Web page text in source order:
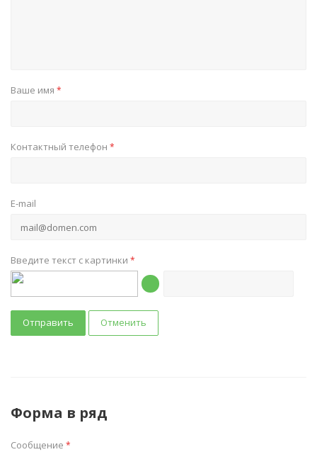
Ваше имя *
Контактный телефон *
E-mail
Введите текст с картинки *
Отправить Отменить
Форма в ряд
Сообщение *